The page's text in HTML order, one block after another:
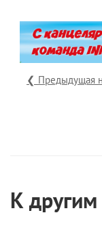
❮ Предыдущая
К